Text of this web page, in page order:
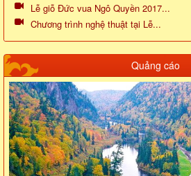
Lễ giỗ Đức vua Ngô Quyền 2017...
Chương trình nghệ thuật tại Lễ...
Quảng cáo